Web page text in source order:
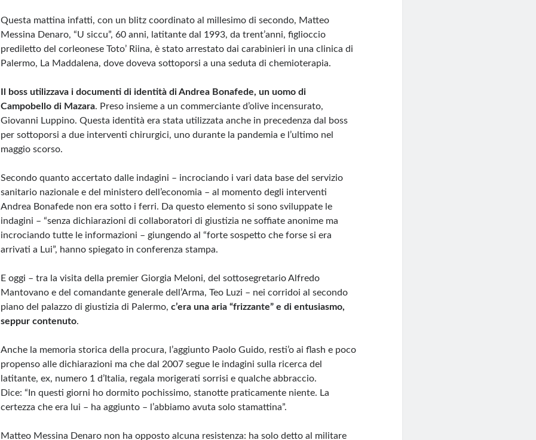
Questa mattina infatti, con un blitz coordinato al millesimo di secondo, Matteo
Messina Denaro, “U siccu”, 60 anni, latitante dal 1993, da trent’anni, figlioccio
prediletto del corleonese Toto’ Riina, è stato arrestato dai carabinieri in una clinica di
Palermo, La Maddalena, dove doveva sottoporsi a una seduta di chemioterapia.
Il boss utilizzava i documenti di identità di Andrea Bonafede, un uomo di
Campobello di Mazara. Preso insieme a un commerciante d’olive incensurato,
Giovanni Luppino. Questa identità era stata utilizzata anche in precedenza dal boss
per sottoporsi a due interventi chirurgici, uno durante la pandemia e l’ultimo nel
maggio scorso.
Secondo quanto accertato dalle indagini – incrociando i vari data base del servizio
sanitario nazionale e del ministero dell’economia – al momento degli interventi
Andrea Bonafede non era sotto i ferri. Da questo elemento si sono sviluppate le
indagini – “senza dichiarazioni di collaboratori di giustizia ne soffiate anonime ma
incrociando tutte le informazioni – giungendo al “forte sospetto che forse si era
arrivati a Lui”, hanno spiegato in conferenza stampa.
E oggi – tra la visita della premier Giorgia Meloni, del sottosegretario Alfredo
Mantovano e del comandante generale dell’Arma, Teo Luzi – nei corridoi al secondo
piano del palazzo di giustizia di Palermo, c’era una aria “frizzante” e di entusiasmo,
seppur contenuto.
Anche la memoria storica della procura, l’aggiunto Paolo Guido, resti’o ai flash e poco
propenso alle dichiarazioni ma che dal 2007 segue le indagini sulla ricerca del
latitante, ex, numero 1 d’Italia, regala morigerati sorrisi e qualche abbraccio.
Dice: “In questi giorni ho dormito pochissimo, stanotte praticamente niente. La
certezza che era lui – ha aggiunto – l’abbiamo avuta solo stamattina”.
Matteo Messina Denaro non ha opposto alcuna resistenza: ha solo detto al militare